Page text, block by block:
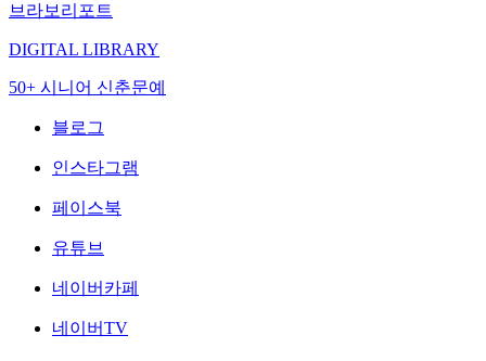
브라보리포트
DIGITAL LIBRARY
50+ 시니어 신춘문예
블로그
인스타그램
페이스북
유튜브
네이버카페
네이버TV